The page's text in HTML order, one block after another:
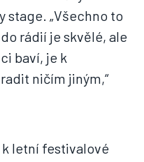
stage. „Všechno to
rádií je skvělé, ale
baví, je k
ničím jiným,“
k letní festivalové